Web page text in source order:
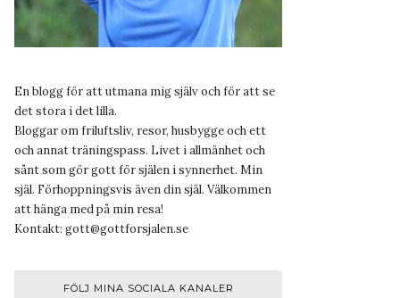
En blogg för att utmana mig själv och för att se
det stora i det lilla.
Bloggar om friluftsliv, resor, husbygge och ett
och annat träningspass. Livet i allmänhet och
sånt som gör gott för själen i synnerhet. Min
själ. Förhoppningsvis även din själ. Välkommen
att hänga med på min resa!
Kontakt: gott@gottforsjalen.se
FÖLJ MINA SOCIALA KANALER